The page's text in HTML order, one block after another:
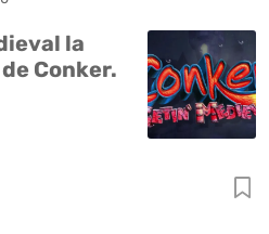
la
Conker.